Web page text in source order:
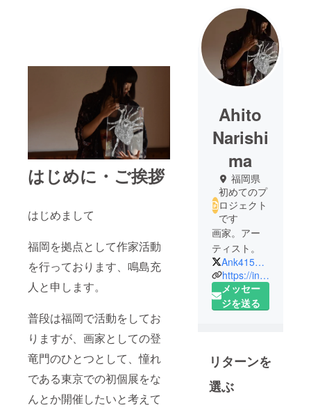
はじめに・ご挨拶
はじめまして
福岡を拠点として作家活動
を行っております、鳴島充
人と申します。
普段は福岡で活動をしてお
りますが、画家としての登
竜門のひとつとして、憧れ
である東京での初個展をな
んとか開催したいと考えて
Ahito
Narishi
ma
福岡県
初めてのプ
ロジェクト
です
画家。アー
ティスト。
Ank415NsAht
https://instagram.com/art_aht_ainosuke?igshid=8fldgja3k0e1
メッセー
ジを送る
リターンを
選ぶ